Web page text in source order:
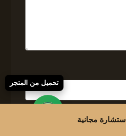
استشارة مجانية
تحميل من المتجر